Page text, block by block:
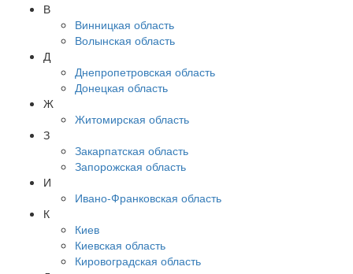
В
Винницкая область
Волынская область
Д
Днепропетровская область
Донецкая область
Ж
Житомирская область
З
Закарпатская область
Запорожская область
И
Ивано-Франковская область
К
Киев
Киевская область
Кировоградская область